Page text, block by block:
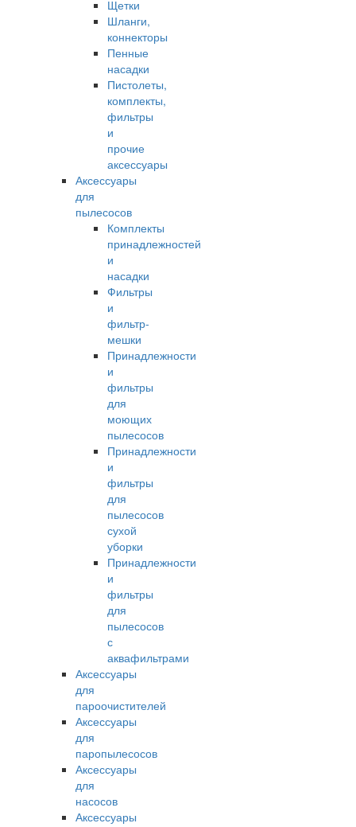
Щетки
Шланги,
коннекторы
Пенные
насадки
Пистолеты,
комплекты,
фильтры
и
прочие
аксессуары
Аксессуары
для
пылесосов
Комплекты
принадлежностей
и
насадки
Фильтры
и
фильтр-
мешки
Принадлежности
и
фильтры
для
моющих
пылесосов
Принадлежности
и
фильтры
для
пылесосов
сухой
уборки
Принадлежности
и
фильтры
для
пылесосов
с
аквафильтрами
Аксессуары
для
пароочистителей
Аксессуары
для
паропылесосов
Аксессуары
для
насосов
Аксессуары